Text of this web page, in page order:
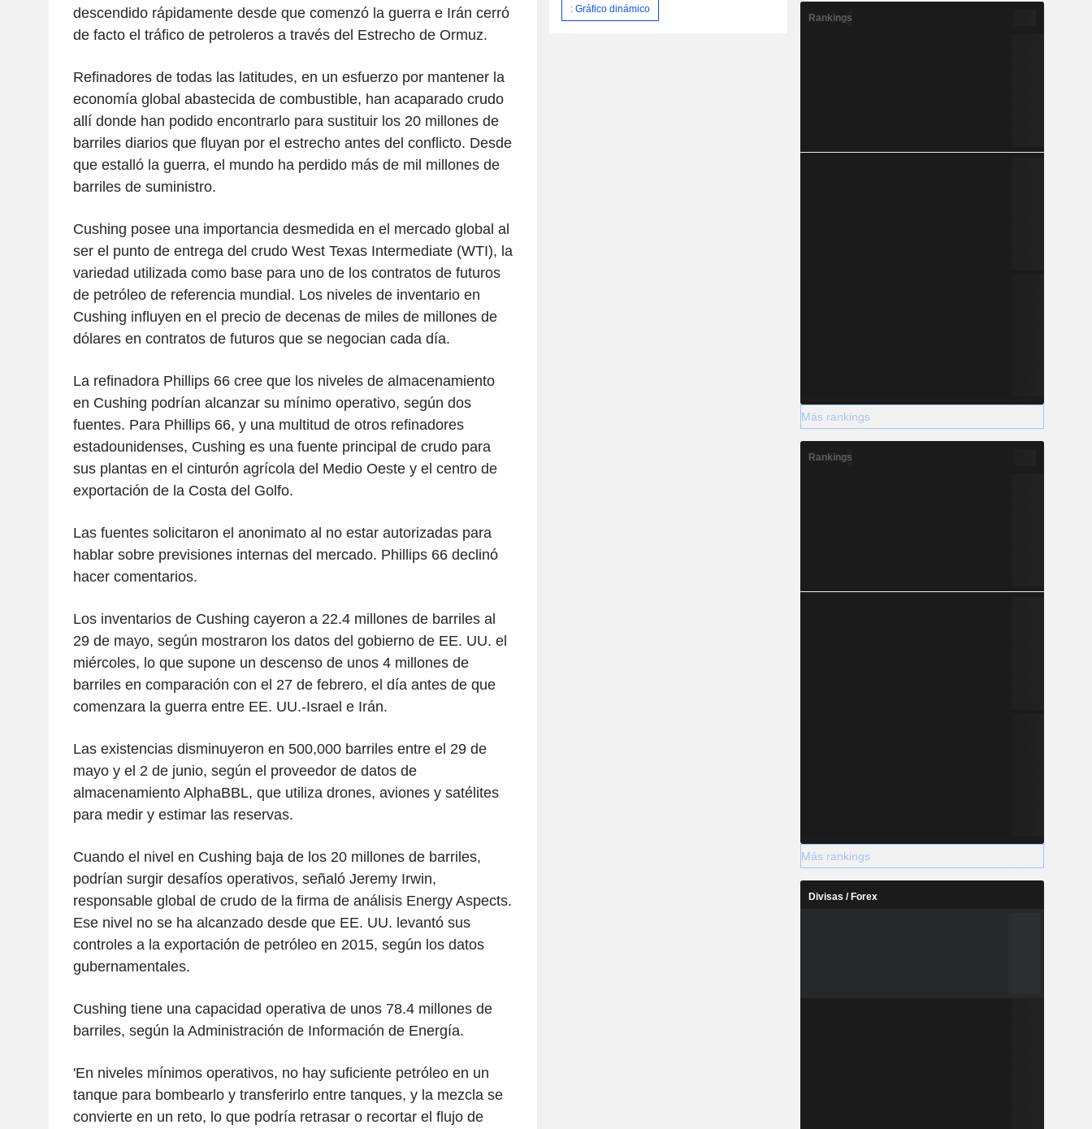
descendido rápidamente desde que comenzó la guerra e Irán cerró
de facto el tráfico de petroleros a través del Estrecho de Ormuz.
Refinadores de todas las latitudes, en un esfuerzo por mantener la
economía global abastecida de combustible, han acaparado crudo
allí donde han podido encontrarlo para sustituir los 20 millones de
barriles diarios que fluyan por el estrecho antes del conflicto. Desde
que estalló la guerra, el mundo ha perdido más de mil millones de
barriles de suministro.
Cushing posee una importancia desmedida en el mercado global al
ser el punto de entrega del crudo West Texas Intermediate (WTI), la
variedad utilizada como base para uno de los contratos de futuros
de petróleo de referencia mundial. Los niveles de inventario en
Cushing influyen en el precio de decenas de miles de millones de
dólares en contratos de futuros que se negocian cada día.
La refinadora Phillips 66 cree que los niveles de almacenamiento
en Cushing podrían alcanzar su mínimo operativo, según dos
fuentes. Para Phillips 66, y una multitud de otros refinadores
estadounidenses, Cushing es una fuente principal de crudo para
sus plantas en el cinturón agrícola del Medio Oeste y el centro de
exportación de la Costa del Golfo.
Las fuentes solicitaron el anonimato al no estar autorizadas para
hablar sobre previsiones internas del mercado. Phillips 66 declinó
hacer comentarios.
Los inventarios de Cushing cayeron a 22.4 millones de barriles al
29 de mayo, según mostraron los datos del gobierno de EE. UU. el
miércoles, lo que supone un descenso de unos 4 millones de
barriles en comparación con el 27 de febrero, el día antes de que
comenzara la guerra entre EE. UU.-Israel e Irán.
Las existencias disminuyeron en 500,000 barriles entre el 29 de
mayo y el 2 de junio, según el proveedor de datos de
almacenamiento AlphaBBL, que utiliza drones, aviones y satélites
para medir y estimar las reservas.
Cuando el nivel en Cushing baja de los 20 millones de barriles,
podrían surgir desafíos operativos, señaló Jeremy Irwin,
responsable global de crudo de la firma de análisis Energy Aspects.
Ese nivel no se ha alcanzado desde que EE. UU. levantó sus
controles a la exportación de petróleo en 2015, según los datos
gubernamentales.
Cushing tiene una capacidad operativa de unos 78.4 millones de
barriles, según la Administración de Información de Energía.
'En niveles mínimos operativos, no hay suficiente petróleo en un
tanque para bombearlo y transferirlo entre tanques, y la mezcla se
convierte en un reto, lo que podría retrasar o recortar el flujo de
: Gráfico dinámico
Rankings
Más rankings
Rankings
Más rankings
Divisas / Forex